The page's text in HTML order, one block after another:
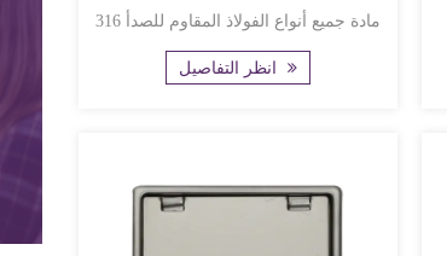
مادة جميع أنواع الفولاذ المقاوم للصدأ 316